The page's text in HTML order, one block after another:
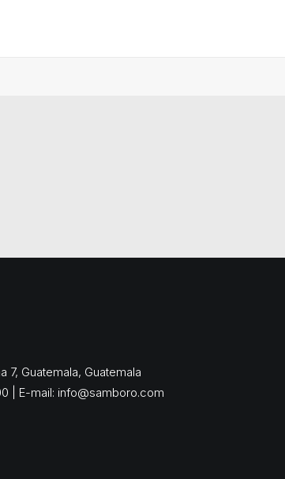
7, Guatemala, Guatemala
| E-mail: info@samboro.com